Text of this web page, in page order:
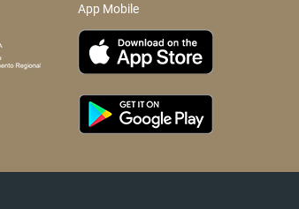
App Mobile